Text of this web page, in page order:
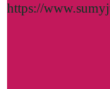
https://